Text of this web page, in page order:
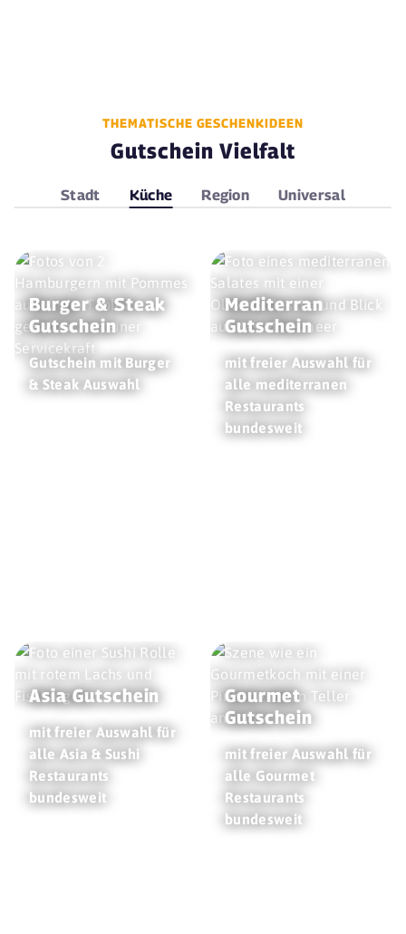
THEMATISCHE GESCHENKIDEEN
Gutschein Vielfalt
Stadt Küche Region Universal
Burger & Steak
Gutschein
Gutschein mit Burger
& Steak Auswahl
Mediterran
Gutschein
mit freier Auswahl für
alle mediterranen
Restaurants
bundesweit
Asia Gutschein
mit freier Auswahl für
alle Asia & Sushi
Restaurants
bundesweit
Gourmet
Gutschein
mit freier Auswahl für
alle Gourmet
Restaurants
bundesweit